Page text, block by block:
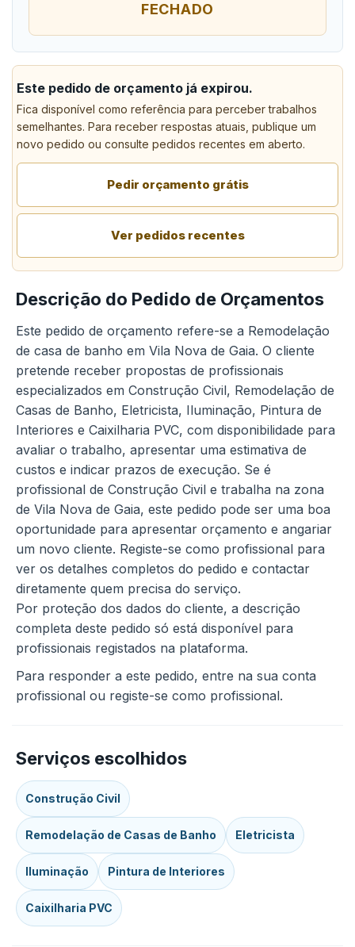
FECHADO
Este pedido de orçamento já expirou.
Fica disponível como referência para perceber trabalhos
semelhantes. Para receber respostas atuais, publique um
novo pedido ou consulte pedidos recentes em aberto.
Pedir orçamento grátis
Ver pedidos recentes
Descrição do Pedido de Orçamentos
Este pedido de orçamento refere-se a Remodelação
de casa de banho em Vila Nova de Gaia. O cliente
pretende receber propostas de profissionais
especializados em Construção Civil, Remodelação de
Casas de Banho, Eletricista, Iluminação, Pintura de
Interiores e Caixilharia PVC, com disponibilidade para
avaliar o trabalho, apresentar uma estimativa de
custos e indicar prazos de execução. Se é
profissional de Construção Civil e trabalha na zona
de Vila Nova de Gaia, este pedido pode ser uma boa
oportunidade para apresentar orçamento e angariar
um novo cliente. Registe-se como profissional para
ver os detalhes completos do pedido e contactar
diretamente quem precisa do serviço.
Por proteção dos dados do cliente, a descrição
completa deste pedido só está disponível para
profissionais registados na plataforma.
Para responder a este pedido, entre na sua conta
profissional ou registe-se como profissional.
Serviços escolhidos
Construção Civil
Remodelação de Casas de Banho Eletricista
Iluminação Pintura de Interiores
Caixilharia PVC